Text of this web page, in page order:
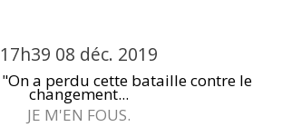
17h39 08 déc. 2019
"On a perdu cette bataille contre le
changement...
JE M'EN FOUS.